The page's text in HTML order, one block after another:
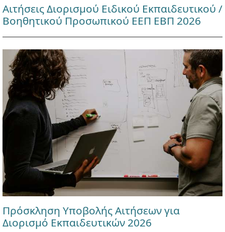
Αιτήσεις Διορισμού Ειδικού Εκπαιδευτικού /
Βοηθητικού Προσωπικού ΕΕΠ ΕΒΠ 2026
Πρόσκληση Υποβολής Αιτήσεων για
Διορισμό Εκπαιδευτικών 2026